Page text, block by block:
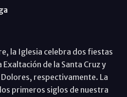
la Iglesia celebra dos fiestas
de la Santa Cruz y
respectivamente. La
primeros siglos de nuestra